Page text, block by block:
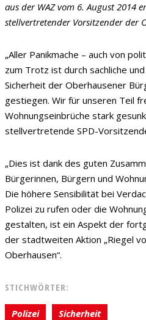
aus der WAZ vom 6. August 2014
stellvertretender Vorsitzender der
„Aller Panikmache – auch von
zum Trotz ist durch sachliche
Sicherheit der Oberhausener
gestiegen. Wir für unseren Teil
Wohnungseinbrüche stark
stellvertretende SPD-
„Dies ist dank des guten
Bürgerinnen, Bürgern und
Die höhere Sensibilität bei
Polizei zu rufen oder die
gestalten, ist ein Aspekt der
der stadtweiten Aktion „Riegel
Oberhausen“.
STICHWÖRTER:
Polizei Sicherheit